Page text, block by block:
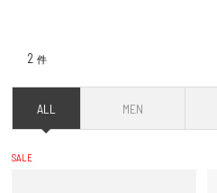
2 件
ALL MEN
SALE